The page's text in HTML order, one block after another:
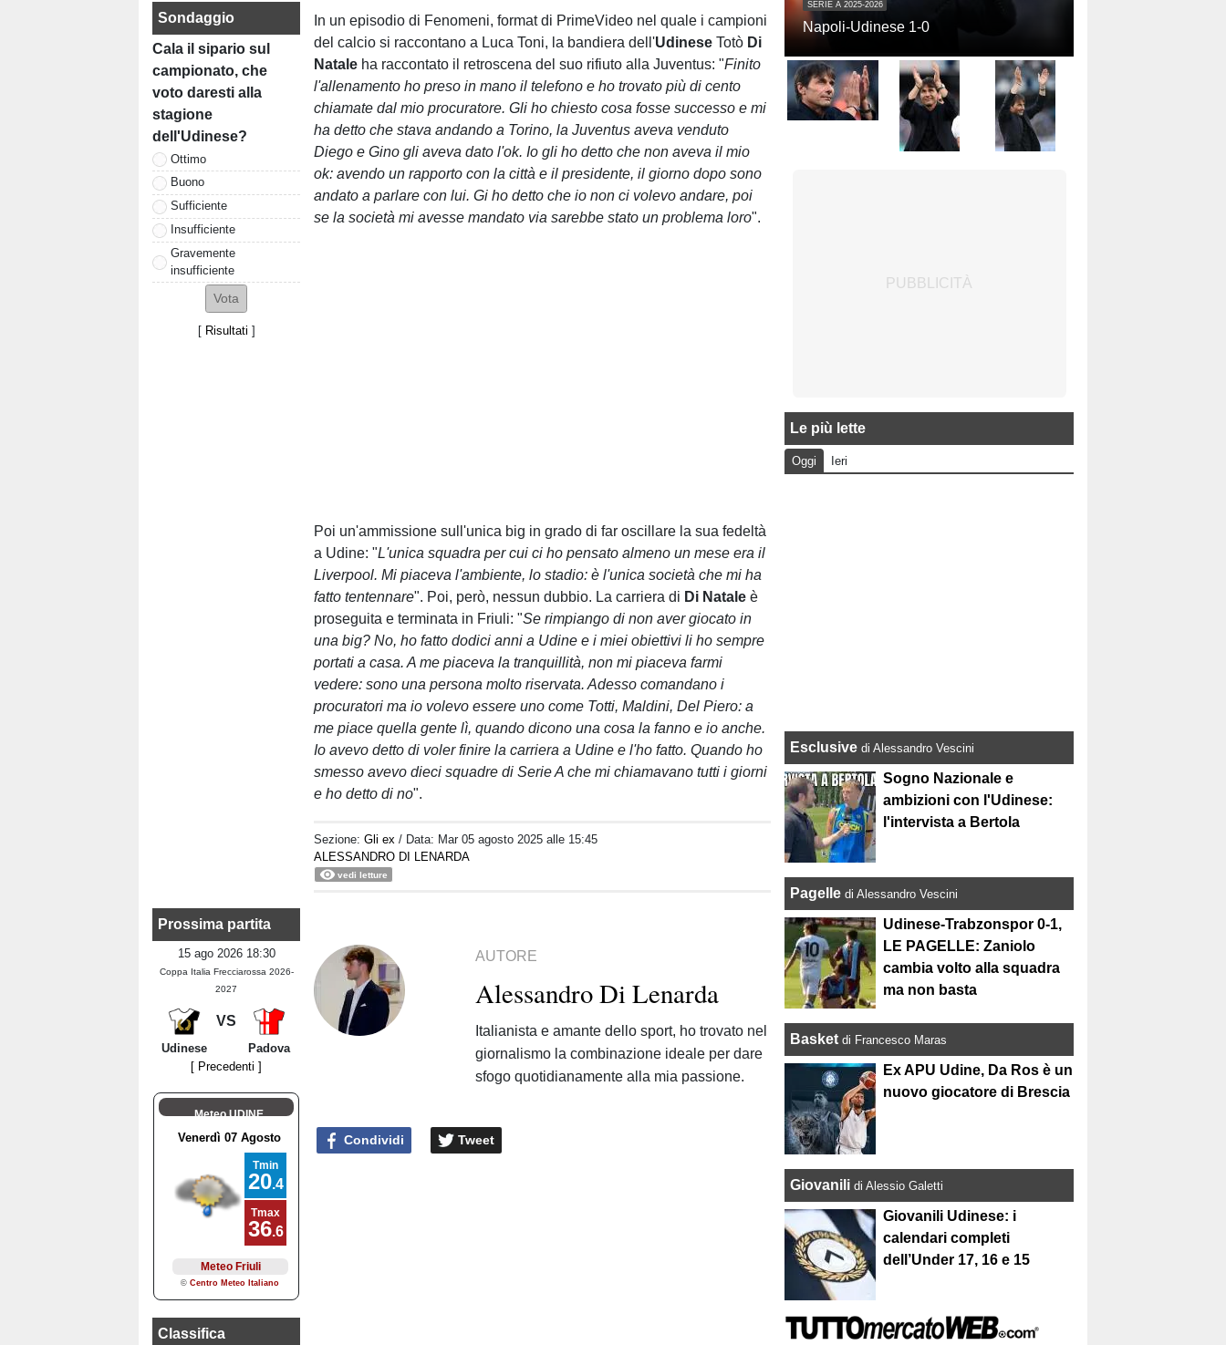
Sondaggio
Cala il sipario sul
campionato, che
voto daresti alla
stagione
dell'Udinese?
Ottimo
Buono
Sufficiente
Insufficiente
Gravemente
insufficiente
[ Risultati ]
Prossima partita
15 ago 2026 18:30
Coppa Italia Frecciarossa 2026-
2027
VS
Udinese
Padova
[ Precedenti ]
Meteo UDINE
Classifica
In un episodio di Fenomeni, format di PrimeVideo nel quale i campioni
del calcio si raccontano a Luca Toni, la bandiera dell'Udinese Totò Di
Natale ha raccontato il retroscena del suo rifiuto alla Juventus: "Finito
l'allenamento ho preso in mano il telefono e ho trovato più di cento
chiamate dal mio procuratore. Gli ho chiesto cosa fosse successo e mi
ha detto che stava andando a Torino, la Juventus aveva venduto
Diego e Gino gli aveva dato l'ok. Io gli ho detto che non aveva il mio
ok: avendo un rapporto con la città e il presidente, il giorno dopo sono
andato a parlare con lui. Gi ho detto che io non ci volevo andare, poi
se la società mi avesse mandato via sarebbe stato un problema loro".
Poi un'ammissione sull'unica big in grado di far oscillare la sua fedeltà
a Udine: "L'unica squadra per cui ci ho pensato almeno un mese era il
Liverpool. Mi piaceva l'ambiente, lo stadio: è l'unica società che mi ha
fatto tentennare". Poi, però, nessun dubbio. La carriera di Di Natale è
proseguita e terminata in Friuli: "Se rimpiango di non aver giocato in
una big? No, ho fatto dodici anni a Udine e i miei obiettivi li ho sempre
portati a casa. A me piaceva la tranquillità, non mi piaceva farmi
vedere: sono una persona molto riservata. Adesso comandano i
procuratori ma io volevo essere uno come Totti, Maldini, Del Piero: a
me piace quella gente lì, quando dicono una cosa la fanno e io anche.
Io avevo detto di voler finire la carriera a Udine e l'ho fatto. Quando ho
smesso avevo dieci squadre di Serie A che mi chiamavano tutti i giorni
e ho detto di no".
Sezione:Gli ex / Data: Mar 05 agosto 2025 alle 15:45
ALESSANDRO DI LENARDA
vedi letture
AUTORE
Alessandro Di Lenarda
Italianista e amante dello sport, ho trovato nel
giornalismo la combinazione ideale per dare
sfogo quotidianamente alla mia passione.
Condividi Tweet
SERIE A 2025-2026
Napoli-Udinese 1-0
Le più lette
Oggi Ieri
Esclusive di Alessandro Vescini
Sogno Nazionale e
ambizioni con l'Udinese:
l'intervista a Bertola
Pagelle di Alessandro Vescini
Udinese-Trabzonspor 0-1,
LE PAGELLE: Zaniolo
cambia volto alla squadra
ma non basta
Basket di Francesco Maras
Ex APU Udine, Da Ros è un
nuovo giocatore di Brescia
Giovanili di Alessio Galetti
Giovanili Udinese: i
calendari completi
dell’Under 17, 16 e 15